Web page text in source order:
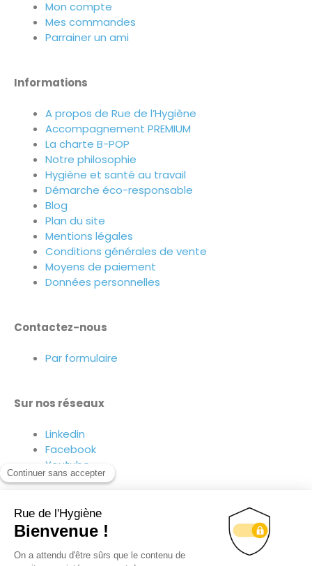
Mon compte
Mes commandes
Parrainer un ami
Informations
A propos de Rue de l’Hygiène
Accompagnement PREMIUM
La charte B-POP
Notre philosophie
Hygiène et santé au travail
Démarche éco-responsable
Blog
Plan du site
Mentions légales
Conditions générales de vente
Moyens de paiement
Données personnelles
Contactez-nous
Par formulaire
Sur nos réseaux
Linkedin
Facebook
Youtube
Suivez-nous sur nos réseaux !